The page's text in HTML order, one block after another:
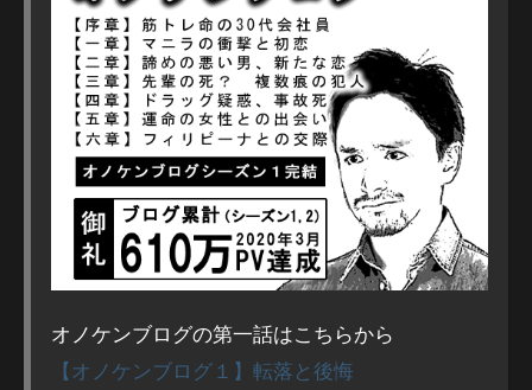
オノケンブログの第一話はこちらから
【オノケンブログ１】転落と後悔